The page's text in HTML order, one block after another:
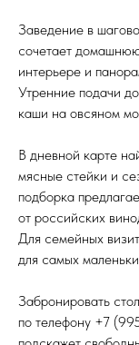
Заведение в
сочетает
интерьере и
Утренние подачи
каши на овсяном
В дневной карте
мясные стейки и
подборка
от российских
Для семейных
для самых
Забронировать
по телефону +7